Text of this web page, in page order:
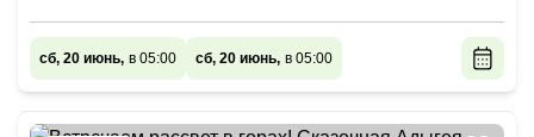
сб, 20 июнь, в 05:00 сб, 20 июнь, в 05:00